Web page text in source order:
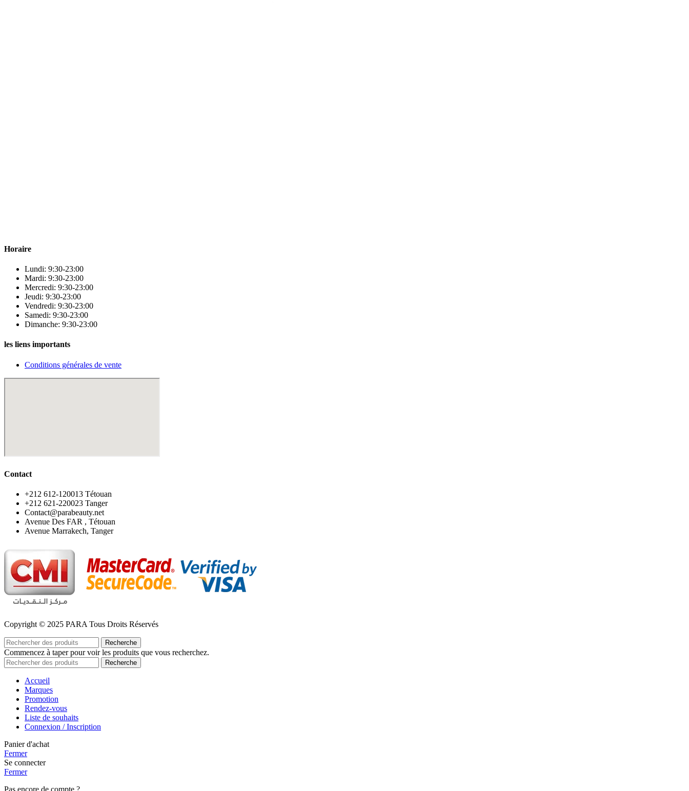
Horaire
Lundi: 9:30-23:00
Mardi: 9:30-23:00
Mercredi: 9:30-23:00
Jeudi: 9:30-23:00
Vendredi: 9:30-23:00
Samedi: 9:30-23:00
Dimanche: 9:30-23:00
les liens importants
Conditions générales de vente
Contact
‪+212 612-120013 Tétouan
‪+212 621-220023 Tanger
Contact@parabeauty.net
Avenue Des FAR , Tétouan
Avenue Marrakech, Tanger
Copyright © 2025 PARA Tous Droits Réservés
Recherche
Commencez à taper pour voir les produits que vous recherchez.
Recherche
Accueil
Marques
Promotion
Rendez-vous
Liste de souhaits
Connexion / Inscription
Panier d'achat
Fermer
Se connecter
Fermer